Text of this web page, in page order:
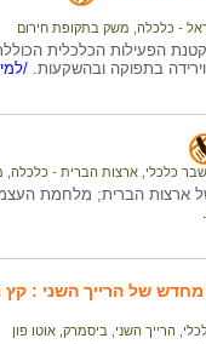
- כלכלה משק בתקופת חירום
הפעילות הכלכלית
בתפוקה ובהשקעות. /
כלכלי ארצות הברית - כלכלה
ארצות הברית; מלחמת
הרייך השני ביסמרק, אוטו פון